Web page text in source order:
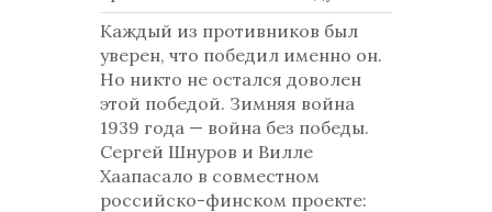
Каждый из противников был
уверен, что победил именно он.
Но никто не остался доволен
этой победой. Зимняя война
1939 года — война без победы.
Сергей Шнуров и Вилле
Хаапасало в совместном
российско-финском проекте: